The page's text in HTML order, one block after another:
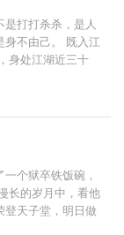
打打杀杀，是人
身不由己。 既入江
身处江湖近三十
无人争锋。 也曾
罪孽。 这是我的
，自白书。
个狱卒铁饭碗，
长的岁月中，看他
登天子堂，明日做